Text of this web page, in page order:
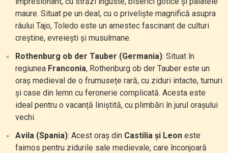
maure. Situat pe un deal, cu o priveliște magnifică asupra
râului Tajo, Toledo este un amestec fascinant de culturi
creștine, evreiești și musulmane.
Rothenburg ob der Tauber (Germania): Situat în
regiunea Franconia, Rothenburg ob der Tauber este un
oraș medieval de o frumusețe rară, cu ziduri intacte, turnuri
și case din lemn cu feronerie complicată. Acesta este
ideal pentru o vacanță liniștită, cu plimbări în jurul orașului
vechi.
Avila (Spania): Acest oraș din Castilia și Leoneste
faimos pentru zidurile sale medievale, care înconjoară